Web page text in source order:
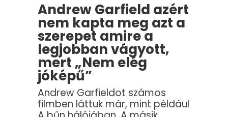
Andrew Garfield azért
nem kapta meg azt a
szerepet amire a
legjobban vágyott,
mert „Nem elég
jóképű”
Andrew Garfieldot számos
filmben láttuk már, mint például